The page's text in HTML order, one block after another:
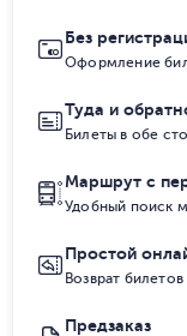
Без
Оформление
Туда и
Билеты в обе
Маршрут с
Удобный поиск
Простой
Возврат
Предзаказ